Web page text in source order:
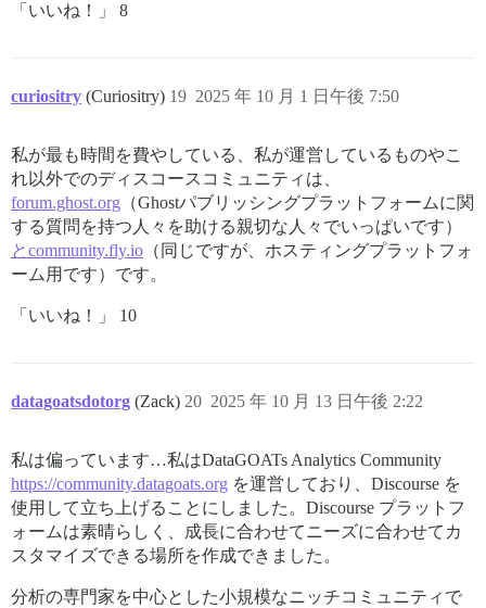
「いいね！」 8
curiositry (Curiositry) 2025 年 10 月 1 日午後 7:50
19
私が最も時間を費やしている、私が運営しているものやこ
れ以外でのディスコースコミュニティは、
forum.ghost.org （Ghostパブリッシングプラットフォームに関
する質問を持つ人々を助ける親切な人々でいっぱいです）
とcommunity.fly.io （同じですが、ホスティングプラットフォ
ーム用です）です。
「いいね！」 10
datagoatsdotorg (Zack) 2025 年 10 月 13 日午後 2:22
20
私は偏っています…私はDataGOATs Analytics Community
https://community.datagoats.org を運営しており、Discourse を
使用して立ち上げることにしました。Discourse プラットフ
ォームは素晴らしく、成長に合わせてニーズに合わせてカ
スタマイズできる場所を作成できました。
分析の専門家を中心とした小規模なニッチコミュニティで